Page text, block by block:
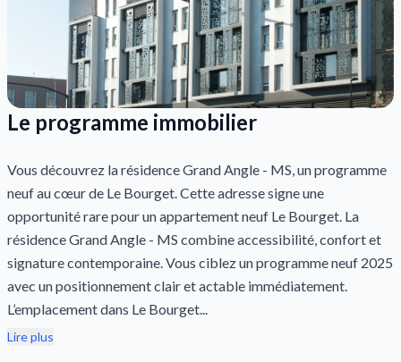
Le programme immobilier
Vous découvrez la résidence Grand Angle - MS, un programme
neuf au cœur de Le Bourget. Cette adresse signe une
opportunité rare pour un appartement neuf Le Bourget. La
résidence Grand Angle - MS combine accessibilité, confort et
signature contemporaine. Vous ciblez un programme neuf 2025
avec un positionnement clair et actable immédiatement.
L’emplacement dans Le Bourget...
Lire plus